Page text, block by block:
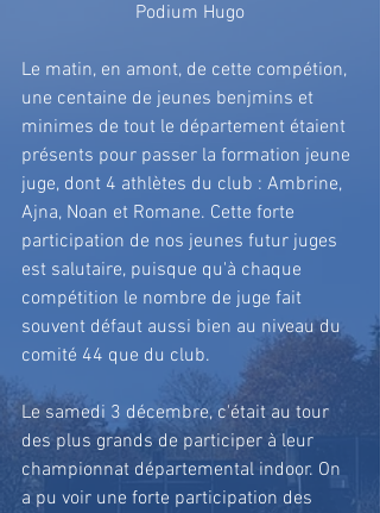
Podium Hugo
Le matin, en amont, de cette compétion,
une centaine de jeunes benjmins et
minimes de tout le département étaient
présents pour passer la formation jeune
juge, dont 4 athlètes du club : Ambrine,
Ajna, Noan et Romane. Cette forte
participation de nos jeunes futur juges
est salutaire, puisque qu'à chaque
compétition le nombre de juge fait
souvent défaut aussi bien au niveau du
comité 44 que du club.
Le samedi 3 décembre, c'était au tour
des plus grands de participer à leur
championnat départemental indoor. On
a pu voir une forte participation des